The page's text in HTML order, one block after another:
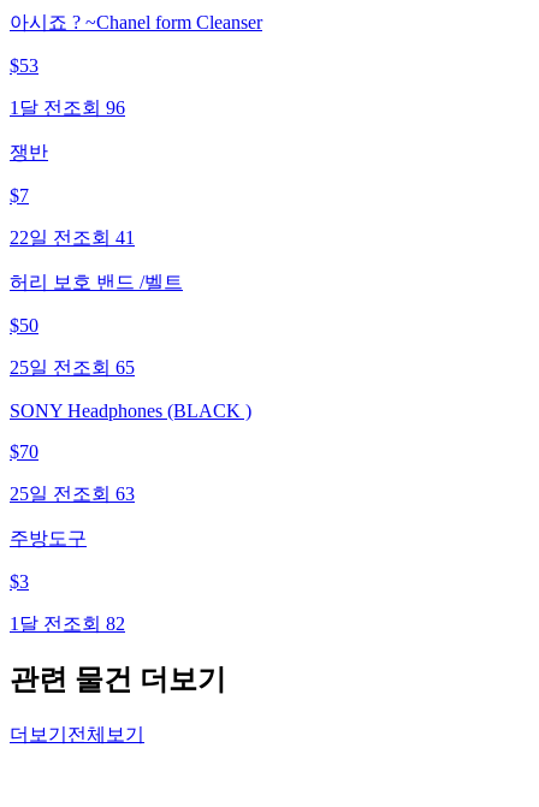
아시죠 ? ~Chanel form Cleanser
$53
1달 전 조회 96
쟁반
$7
22일 전 조회 41
허리 보호 밴드 /벨트
$50
25일 전 조회 65
SONY Headphones (BLACK )
$70
25일 전 조회 63
주방도구
$3
1달 전 조회 82
관련 물건 더보기
더보기 전체보기